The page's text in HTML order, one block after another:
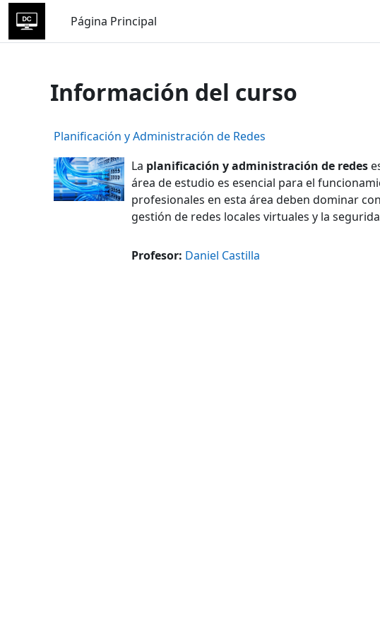
Salta al contenido principal
Página Principal
Información del curso
Planificación y Administración de Redes
La planificación y administración de redes
área de estudio es esencial para el
profesionales en esta área deben dominar
gestión de redes locales virtuales y la
Profesor: Daniel Castilla